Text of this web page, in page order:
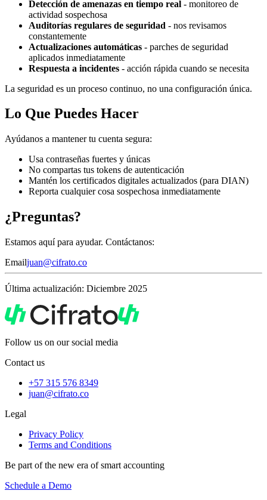
Detección de amenazas en tiempo real - monitoreo de
actividad sospechosa
Auditorías regulares de seguridad - nos revisamos
constantemente
Actualizaciones automáticas - parches de seguridad
aplicados inmediatamente
Respuesta a incidentes - acción rápida cuando se necesita
La seguridad es un proceso continuo, no una configuración única.
Lo Que Puedes Hacer
Ayúdanos a mantener tu cuenta segura:
Usa contraseñas fuertes y únicas
No compartas tus tokens de autenticación
Mantén los certificados digitales actualizados (para DIAN)
Reporta cualquier cosa sospechosa inmediatamente
¿Preguntas?
Estamos aquí para ayudar. Contáctanos:
Emailjuan@cifrato.co
Última actualización: Diciembre 2025
Follow us on our social media
Contact us
+57 315 576 8349
juan@cifrato.co
Legal
Privacy Policy
Terms and Conditions
Be part of the new era of smart accounting
Schedule a Demo